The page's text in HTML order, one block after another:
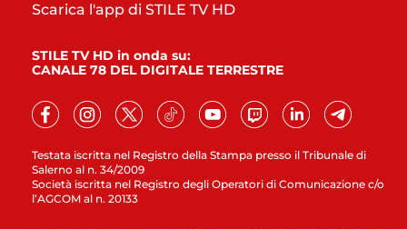
Testata iscritta nel Registro della Stampa presso il Tribunale di
Salerno al n. 34/2009
Società iscritta nel Registro degli Operatori di Comunicazione c/o
l’AGCOM al n. 20133
Scarica l'app di STILE TV HD
STILE TV HD in onda su:
CANALE 78 DEL DIGITALE TERRESTRE